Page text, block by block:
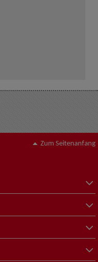
Zum Seitenanfang